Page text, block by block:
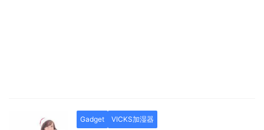
Gadget VICKS加湿器